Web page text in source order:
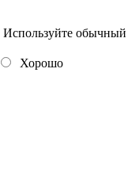
обычный
Хорошо